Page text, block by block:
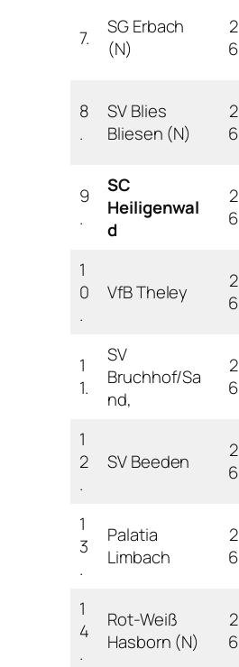
7.
SG Erbach
(N)
2
6
8
.
SV Blies
Bliesen (N)
2
6
9
.
SC
Heiligenwal
d
2
6
1
0
.
VfB Theley
2
6
1
1.
SV
Bruchhof/Sa
nd,
2
6
1
2
.
SV Beeden
2
6
1
3
.
Palatia
Limbach
2
6
1
4
.
Rot-Weiß
Hasborn (N)
2
6